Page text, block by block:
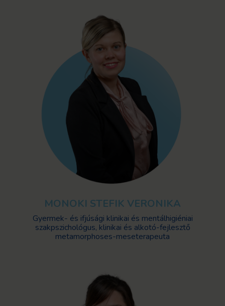
MONOKI STEFIK VERONIKA
Gyermek- és ifjúsági klinikai és mentálhigiéniai
szakpszichológus, klinikai és alkotó-fejlesztő
metamorphoses-meseterapeuta